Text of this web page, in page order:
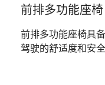
前排多功能座椅
前排多功能座椅具
驾驶的舒适度和安全